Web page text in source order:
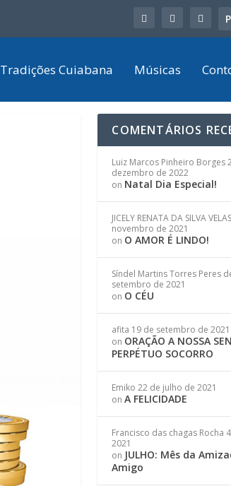
Tradições Cuiabana Músicas
COMENTÁRIOS
Luiz Marcos Pinheiro Borges
dezembro de 2022
on Natal Dia Especial!
JICELY RENATA DA SILVA
novembro de 2021
on O AMOR É LINDO!
Síndel Martins Torres Peres
setembro de 2021
on O CÉU
afita 19 de setembro de 2021
on ORAÇÃO A NOSSA
PERPÉTUO SOCORRO
Emiko 22 de julho de 2021
onA FELICIDADE
Francisco das chagas Rocha
2021
on JULHO: Mês da
Amigo